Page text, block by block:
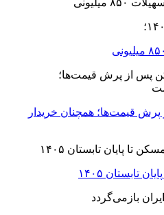
قیمت‌ها؛ همچنان خریدار
تابستان ۱۴۰۵